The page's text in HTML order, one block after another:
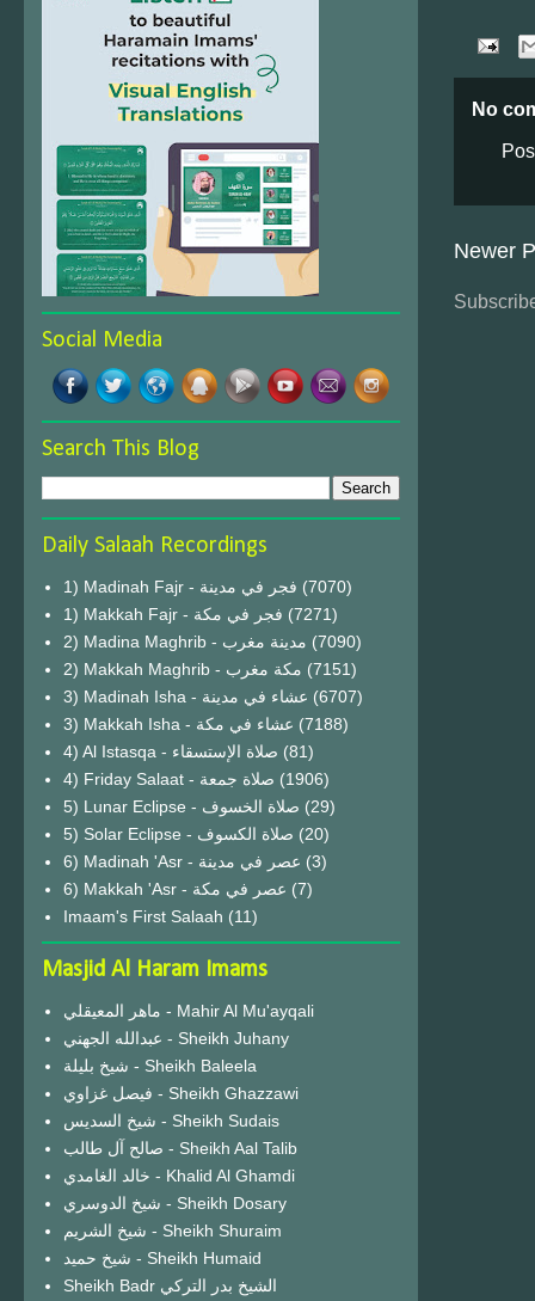
No
Newer
Social Media
Search This Blog
Daily Salaah Recordings
1) Madinah Fajr - فجر في مدينة (7070)
1) Makkah Fajr - فجر في مكة (7271)
2) Madina Maghrib - مدينة مغرب (7090)
2) Makkah Maghrib - مكة مغرب (7151)
3) Madinah Isha - عشاء في مدينة (6707)
3) Makkah Isha - عشاء في مكة (7188)
4) Al Istasqa - صلاة الإستسقاء (81)
4) Friday Salaat - صلاة جمعة (1906)
5) Lunar Eclipse - صلاة الخسوف (29)
(20)
6) Madinah 'Asr - عصر في مدينة (3)
6) Makkah 'Asr - عصر في مكة (7)
Imaam's First Salaah (11)
Masjid Al Haram Imams
ماهر المعيقلي - Mahir Al Mu'ayqali
عبدالله الجهني - Sheikh Juhany
شيخ بليلة - Sheikh Baleela
فيصل غزاوي - Sheikh Ghazzawi
شيخ السديس - Sheikh Sudais
صالح آل طالب - Sheikh Aal Talib
خالد الغامدي - Khalid Al Ghamdi
شيخ الدوسري - Sheikh Dosary
شيخ الشريم - Sheikh Shuraim
شيخ حميد - Sheikh Humaid
Sheikh Badr الشيخ بدر التركي